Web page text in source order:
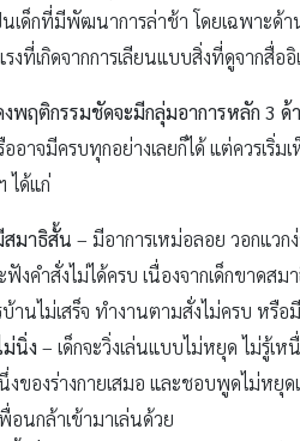
เด็กที่มีพัฒนาการล่าช้า โดยเฉพาะด้า
ที่เกิดจากการเลียนแบบสิ่งที่ดูจากสื่ออิ
พฤติกรรมชัดจะมีกลุ่มอาการหลัก 3 ด้
อาจมีครบทุกอย่างเลยก็ได้ แต่ควรเ
ได้แก่
มาธิสั้น – มีอาการเหม่อลอย วอกแว
งคำสั่งไม่ได้ครบ เนื่องจากเด็กขาด
บ้านไม่เสร็จ ทำงานตามสั่งไม่ครบ ห
นิ่ง – เด็กจะวิ่งเล่นแบบไม่หยุด ไม่รู้
ของร่างกายเสมอ และชอบพูดไม่หยุด
อนกล้าเข้ามาเล่นด้วย